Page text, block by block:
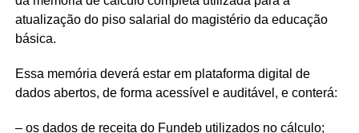
atualização do piso salarial do magistério da educação
básica.
Essa memória deverá estar em plataforma digital de
dados abertos, de forma acessível e auditável, e conterá:
– os dados de receita do Fundeb utilizados no cálculo;